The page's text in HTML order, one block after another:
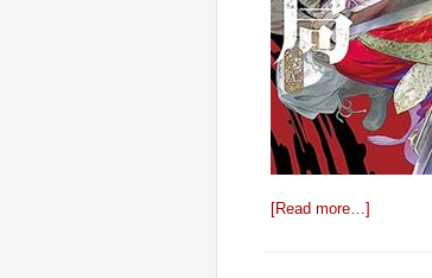
[Read more…]